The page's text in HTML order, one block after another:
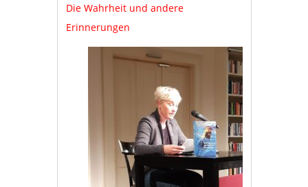
Die Wahrheit und andere
Erinnerungen